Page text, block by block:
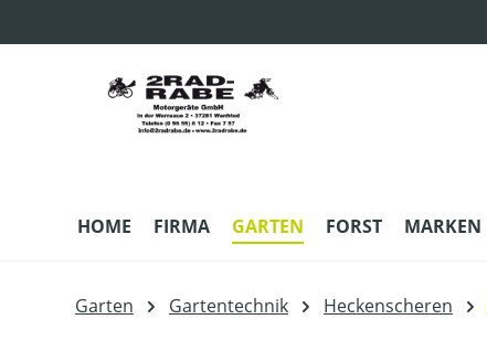
HOME FIRMA GARTEN FORST MARKEN
Garten Gartentechnik Heckenscheren